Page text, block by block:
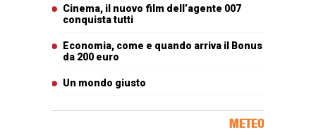
Cinema, il nuovo film dell’agente 007
conquista tutti
Economia, come e quando arriva il Bonus
da 200 euro
Un mondo giusto
METEO